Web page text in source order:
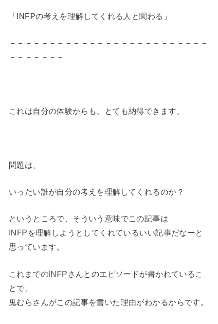
「INFPの考えを理解してくれる人と関わる」
－－－－－－－－－－－－－－－－－－－－－－－－－
－－－－－－－
これは自分の体験からも、とても納得できます。
問題は、
いったい誰が自分の考えを理解してくれるのか？
というところで、そういう意味でこの記事は
INFPを理解しようとしてくれているいい記事だなーと
思っています。
これまでのINFPさんとのエピソードが書かれているこ
とで、
鬼むらさんがこの記事を書いた理由がわかるからです。